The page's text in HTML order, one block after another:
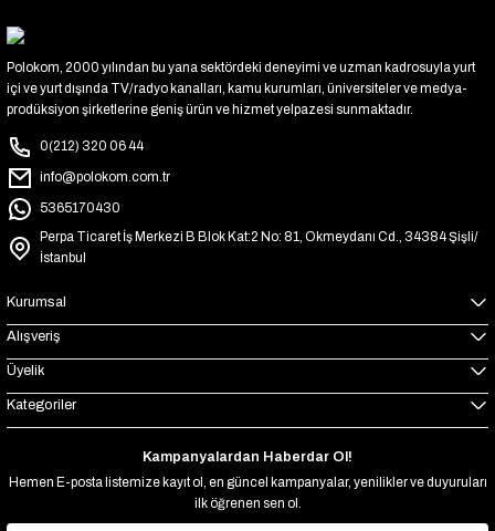
Polokom, 2000 yılından bu yana sektördeki deneyimi ve uzman kadrosuyla yurt
içi ve yurt dışında TV/radyo kanalları, kamu kurumları, üniversiteler ve medya-
prodüksiyon şirketlerine geniş ürün ve hizmet yelpazesi sunmaktadır.
0(212) 320 06 44
info@polokom.com.tr
5365170430
Perpa Ticaret İş Merkezi B Blok Kat:2 No: 81, Okmeydanı Cd., 34384 Şişli/
İstanbul
Kurumsal
Alışveriş
Üyelik
Kategoriler
Kampanyalardan Haberdar Ol!
Hemen E-posta listemize kayıt ol, en güncel kampanyalar, yenilikler ve duyuruları
ilk öğrenen sen ol.